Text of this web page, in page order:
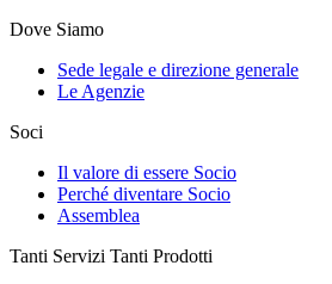
Dove Siamo
Sede legale e direzione generale
Le Agenzie
Soci
Il valore di essere Socio
Perché diventare Socio
Assemblea
Tanti Servizi Tanti Prodotti